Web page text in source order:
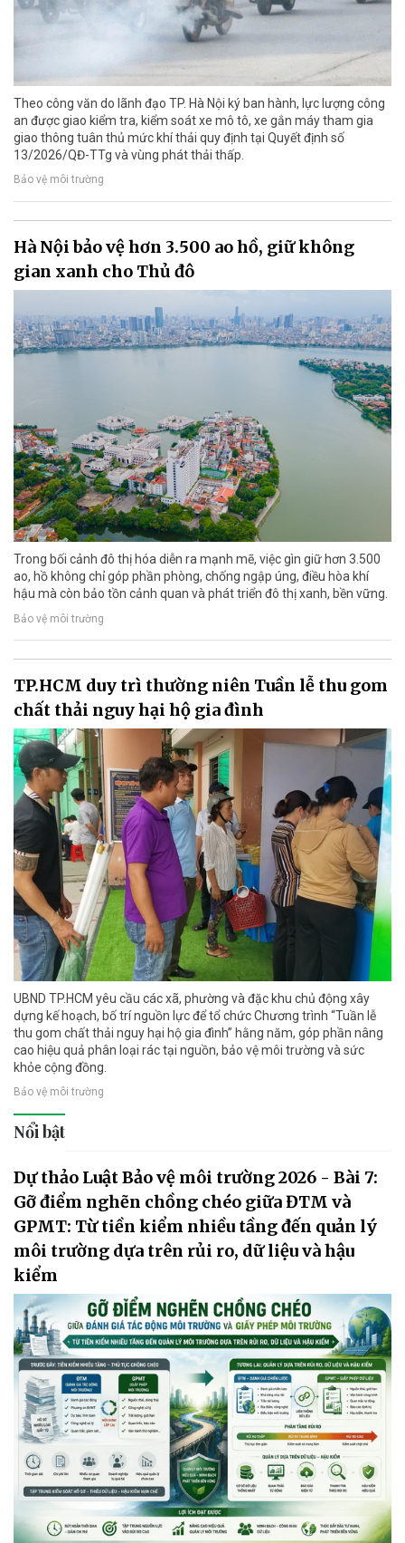
Theo công văn do lãnh đạo TP. Hà Nội ký ban hành, lực lượng công
an được giao kiểm tra, kiểm soát xe mô tô, xe gắn máy tham gia
giao thông tuân thủ mức khí thải quy định tại Quyết định số
13/2026/QĐ-TTg và vùng phát thải thấp.
Bảo vệ môi trường
Hà Nội bảo vệ hơn 3.500 ao hồ, giữ không
gian xanh cho Thủ đô
Trong bối cảnh đô thị hóa diễn ra mạnh mẽ, việc gìn giữ hơn 3.500
ao, hồ không chỉ góp phần phòng, chống ngập úng, điều hòa khí
hậu mà còn bảo tồn cảnh quan và phát triển đô thị xanh, bền vững.
Bảo vệ môi trường
TP.HCM duy trì thường niên Tuần lễ thu gom
chất thải nguy hại hộ gia đình
UBND TP.HCM yêu cầu các xã, phường và đặc khu chủ động xây
dựng kế hoạch, bố trí nguồn lực để tổ chức Chương trình “Tuần lễ
thu gom chất thải nguy hại hộ gia đình” hằng năm, góp phần nâng
cao hiệu quả phân loại rác tại nguồn, bảo vệ môi trường và sức
khỏe cộng đồng.
Bảo vệ môi trường
Nổi bật
Dự thảo Luật Bảo vệ môi trường 2026 - Bài 7:
Gỡ điểm nghẽn chồng chéo giữa ĐTM và
GPMT: Từ tiền kiểm nhiều tầng đến quản lý
môi trường dựa trên rủi ro, dữ liệu và hậu
kiểm